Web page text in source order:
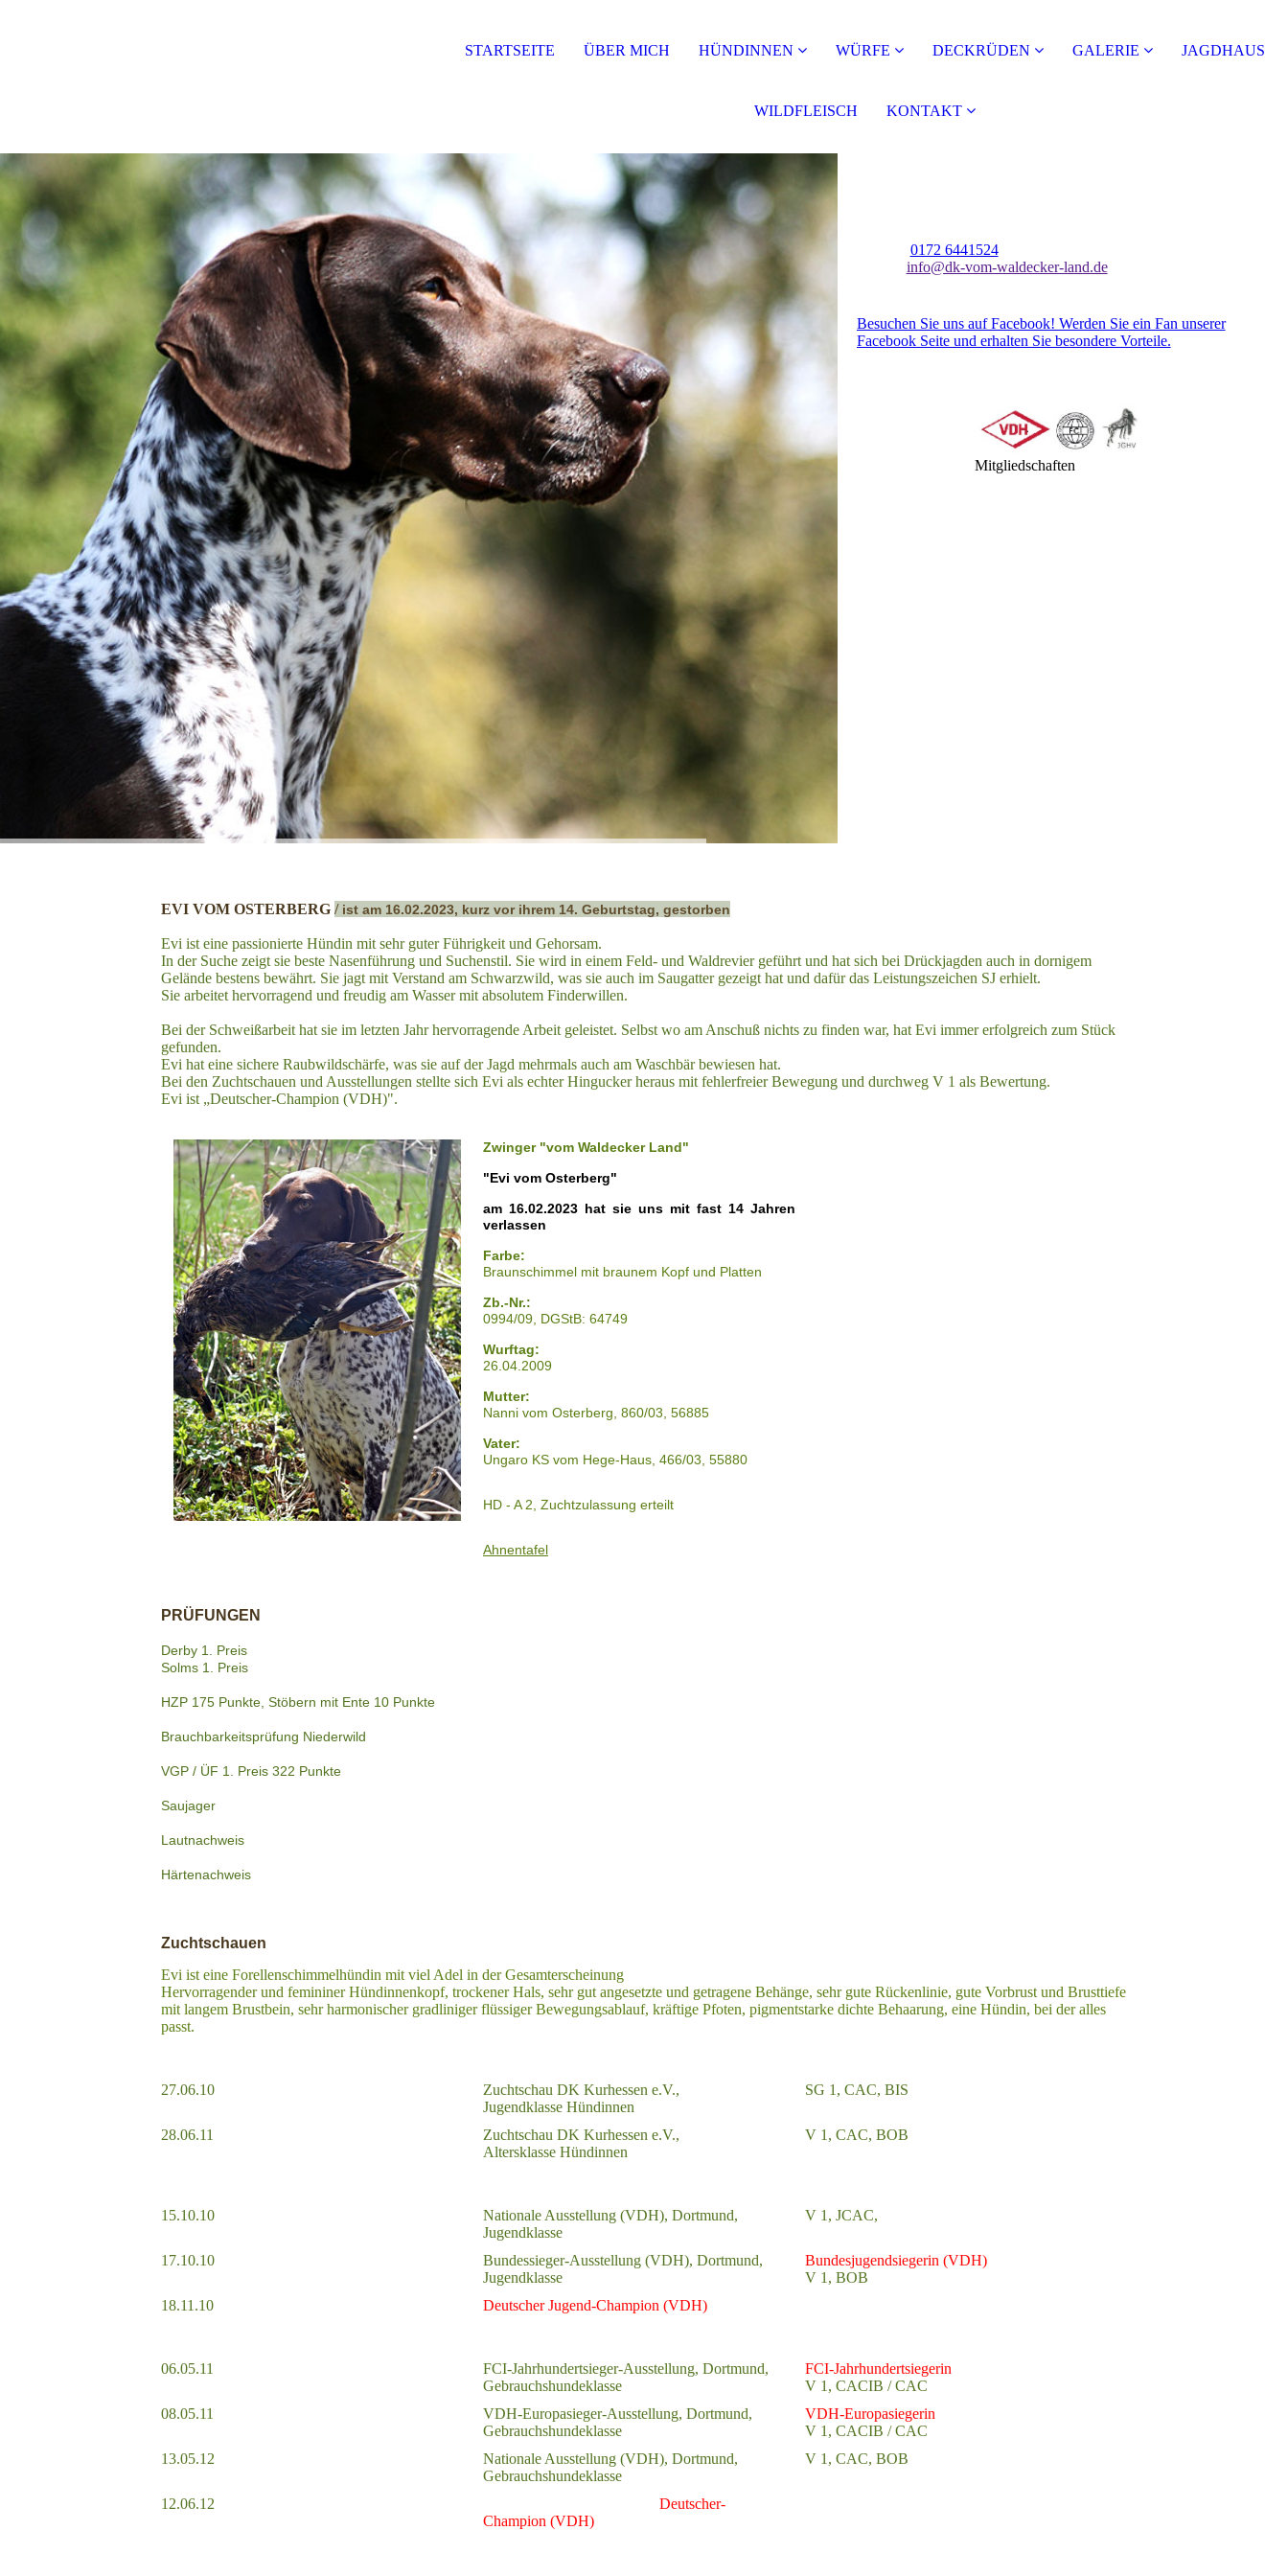
STARTSEITE ÜBER MICH HÜNDINNEN WÜRFE DECKRÜDEN GALERIE JAGDHAUS
WILDFLEISCH KONTAKT
0172 6441524
info@dk-vom-waldecker-land.de
Besuchen Sie uns auf Facebook! Werden Sie ein Fan unserer
Facebook Seite und erhalten Sie besondere Vorteile.
Mitgliedschaften
EVI VOM OSTERBERG / ist am 16.02.2023, kurz vor ihrem 14. Geburtstag, gestorben
Evi ist eine passionierte Hündin mit sehr guter Führigkeit und Gehorsam.
In der Suche zeigt sie beste Nasenführung und Suchenstil. Sie wird in einem Feld- und Waldrevier geführt und hat sich bei Drückjagden auch in dornigem
Gelände bestens bewährt. Sie jagt mit Verstand am Schwarzwild, was sie auch im Saugatter gezeigt hat und dafür das Leistungszeichen SJ erhielt.
Sie arbeitet hervorragend und freudig am Wasser mit absolutem Finderwillen.
Bei der Schweißarbeit hat sie im letzten Jahr hervorragende Arbeit geleistet. Selbst wo am Anschuß nichts zu finden war, hat Evi immer erfolgreich zum Stück
gefunden.
Evi hat eine sichere Raubwildschärfe, was sie auf der Jagd mehrmals auch am Waschbär bewiesen hat.
Bei den Zuchtschauen und Ausstellungen stellte sich Evi als echter Hingucker heraus mit fehlerfreier Bewegung und durchweg V 1 als Bewertung.
Evi ist „Deutscher-Champion (VDH)".
Zwinger "vom Waldecker Land"
"Evi vom Osterberg"
am 16.02.2023 hat sie uns mit fast 14 Jahren
verlassen
Farbe:
Braunschimmel mit braunem Kopf und Platten
Zb.-Nr.:
0994/09, DGStB: 64749
Wurftag:
26.04.2009
Mutter:
Nanni vom Osterberg, 860/03, 56885
Vater:
Ungaro KS vom Hege-Haus, 466/03, 55880
HD - A 2, Zuchtzulassung erteilt
Ahnentafel
PRÜFUNGEN
Derby 1. Preis
Solms 1. Preis
HZP 175 Punkte, Stöbern mit Ente 10 Punkte
Brauchbarkeitsprüfung Niederwild
VGP / ÜF 1. Preis 322 Punkte
Saujager
Lautnachweis
Härtenachweis
Zuchtschauen
Evi ist eine Forellenschimmelhündin mit viel Adel in der Gesamterscheinung
Hervorragender und femininer Hündinnenkopf, trockener Hals, sehr gut angesetzte und getragene Behänge, sehr gute Rückenlinie, gute Vorbrust und Brusttiefe
mit langem Brustbein, sehr harmonischer gradliniger flüssiger Bewegungsablauf, kräftige Pfoten, pigmentstarke dichte Behaarung, eine Hündin, bei der alles
passt.
27.06.10
Zuchtschau DK Kurhessen e.V.,
Jugendklasse Hündinnen
SG 1, CAC, BIS
28.06.11
Zuchtschau DK Kurhessen e.V.,
Altersklasse Hündinnen
V 1, CAC, BOB
15.10.10
Nationale Ausstellung (VDH), Dortmund,
Jugendklasse
V 1, JCAC,
17.10.10
Bundessieger-Ausstellung (VDH), Dortmund,
Jugendklasse
Bundesjugendsiegerin (VDH)
V 1, BOB
18.11.10
Deutscher Jugend-Champion (VDH)
06.05.11
FCI-Jahrhundertsieger-Ausstellung, Dortmund,
Gebrauchshundeklasse
FCI-Jahrhundertsiegerin
V 1, CACIB / CAC
08.05.11
VDH-Europasieger-Ausstellung, Dortmund,
Gebrauchshundeklasse
VDH-Europasiegerin
V 1, CACIB / CAC
13.05.12
Nationale Ausstellung (VDH), Dortmund,
Gebrauchshundeklasse
V 1, CAC, BOB
12.06.12
Deutscher-
Champion (VDH)